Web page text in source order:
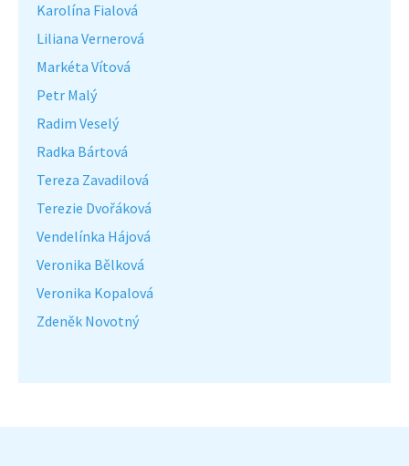
Karolína Fialová
Liliana Vernerová
Markéta Vítová
Petr Malý
Radim Veselý
Radka Bártová
Tereza Zavadilová
Terezie Dvořáková
Vendelínka Hájová
Veronika Bělková
Veronika Kopalová
Zdeněk Novotný